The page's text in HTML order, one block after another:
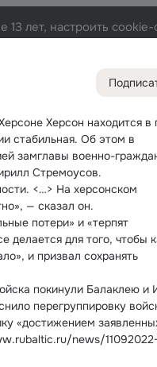
Херсон находится в
стабильная. Об этом в
замглавы военно-
Стремоусов.
<…> На херсонском
— сказал он.
потери» и «терпят
делается для того, чтобы
и призвал сохранять
покинули Балаклею и
перегруппировку
«достижением
news/
13 лет, настроить
Всё49